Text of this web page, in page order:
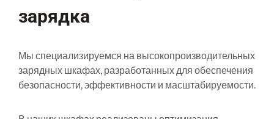
зарядка
Мы специализируемся на высокопроизводительных
зарядных шкафах, разработанных для обеспечения
безопасности, эффективности и масштабируемости.